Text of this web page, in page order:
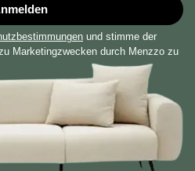
und stimme der
Marketingzwecken durch Menzzo zu